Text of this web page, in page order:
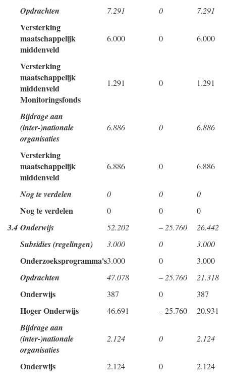
Opdrachten 7.291 0 7.291
Versterking
maatschappelijk
middenveld
6.000 0 6.000
Versterking
maatschappelijk
middenveld
Monitoringsfonds
1.291 0 1.291
Bijdrage aan
(inter-)nationale
organisaties
6.886 0 6.886
Versterking
maatschappelijk
middenveld
6.886 0 6.886
Nog te verdelen 0 0 0
Nog te verdelen 0 0 0
3.4 Onderwijs 52.202 – 25.760 26.442
Subsidies (regelingen) 3.000 0 3.000
Onderzoeksprogramma's3.000 0 3.000
Opdrachten 47.078 – 25.760 21.318
Onderwijs 387 0 387
Hoger Onderwijs 46.691 – 25.760 20.931
Bijdrage aan
(inter-)nationale
organisaties
2.124 0 2.124
Onderwijs 2.124 0 2.124